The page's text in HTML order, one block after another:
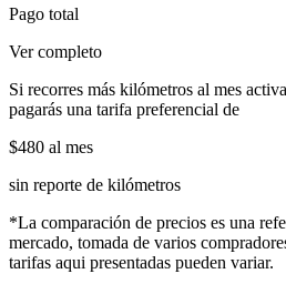
Pago total
Ver completo
Si recorres más kilómetros al mes
pagarás una tarifa preferencial de
$480 al mes
sin reporte de kilómetros
*La comparación de precios es una
mercado, tomada de varios
tarifas aqui presentadas pueden variar.